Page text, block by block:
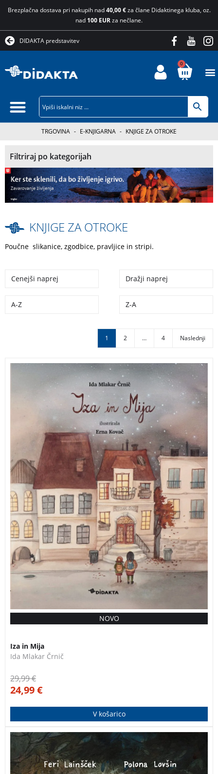
Brezplačna dostava pri nakupih nad40,00 €za člane Didaktinega kluba, oz.
nad 100 EURza nečlane.
DIDAKTA predstavitev
0
TRGOVINA - E-KNJIGARNA - KNJIGE ZA OTROKE
Filtriraj po kategorijah
KNJIGE ZA OTROKE
Poučne slikanice, zgodbice, pravljice in stripi.
Cenejši naprej Dražji naprej
A-Z Z-A
1 2 … 4 Naslednji
Vsak otrok si želi zasijati. Toda največja čarovnija se
zgodi, ko odkrije, v čem je zares edinstven.
Ko Iza dobi priložnost, da zapleše v predstavi, je
prepričana, da jo čaka glavna vloga. Toda včasih se
stvari obrnejo drugače, kot si predstavljamo. Ob
razočaranju, ljubosumju in dvomih začne odkrivati
nekaj veliko pomembnejšega – da je vsak človek
dragocen, tudi takrat, ko ni v središču pozornosti.
IDA MLAKAR ČRNIČ ERNA KOVAČ IZA IN MIJA
NOVO
Iza in Mija
Ida Mlakar Črnič
29,99€
24,99€
V košarico
Pravljica Ferija Lainščka “Čarovnica in čarodej” nas
popelje v svet, kjer se prepletajo čarovnija, humor in
nenavadne situacije. Skozi zgodbo o dveh čarovnicah,